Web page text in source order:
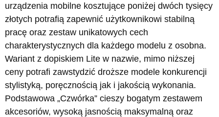
urządzenia mobilne kosztujące poniżej dwóch tysięcy
złotych potrafią zapewnić użytkownikowi stabilną
pracę oraz zestaw unikatowych cech
charakterystycznych dla każdego modelu z osobna.
Wariant z dopiskiem Lite w nazwie, mimo niższej
ceny potrafi zawstydzić droższe modele konkurencji
stylistyką, poręcznością jak i jakością wykonania.
Podstawowa „Czwórka” cieszy bogatym zestawem
akcesoriów, wysoką jasnością maksymalną oraz